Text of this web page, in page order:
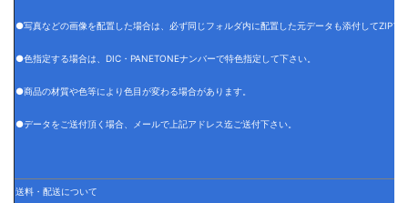
●写真などの画像を配置した場合は、必ず同じフォルダ内に配置した元データも添付してZIPフ
●色指定する場合は、DIC・PANETONEナンバーで特色指定して下さい。
●商品の材質や色等により色目が変わる場合があります。
●データをご送付頂く場合、メールで上記アドレス迄ご送付下さい。
送料・配送について